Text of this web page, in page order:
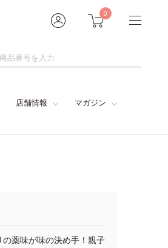
0
店舗情報 マガジン
薬味が味の決め手！親子